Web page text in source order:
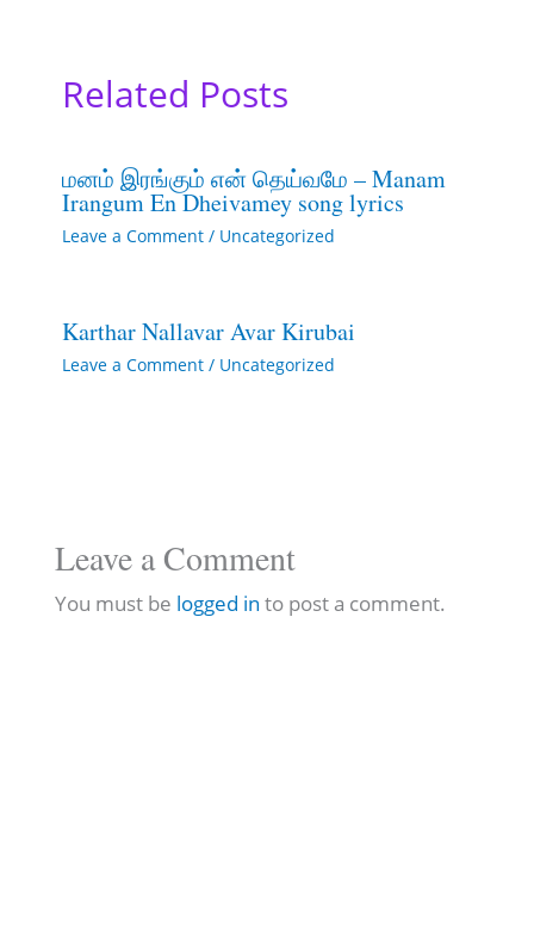
Related Posts
மனம் இரங்கும் என் தெய்வமே – Manam
Irangum En Dheivamey song lyrics
Leave a Comment / Uncategorized
Karthar Nallavar Avar Kirubai
Leave a Comment / Uncategorized
Leave a Comment
You must be logged in to post a comment.